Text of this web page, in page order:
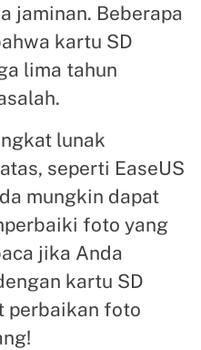
jaminan. Beberapa
kartu SD
lima tahun
lunak
seperti EaseUS
mungkin dapat
foto yang
jika Anda
kartu SD
perbaikan foto